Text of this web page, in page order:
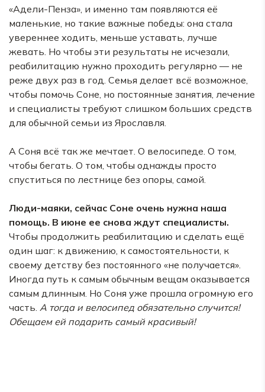
«Адели-Пенза», и именно там появляются её
маленькие, но такие важные победы: она стала
увереннее ходить, меньше уставать, лучше
жевать. Но чтобы эти результаты не исчезали,
реабилитацию нужно проходить регулярно — не
реже двух раз в год. Семья делает всё возможное,
чтобы помочь Соне, но постоянные занятия, лечение
и специалисты требуют слишком больших средств
для обычной семьи из Ярославля.
А Соня всё так же мечтает. О велосипеде. О том,
чтобы бегать. О том, чтобы однажды просто
спуститься по лестнице без опоры, самой.
Люди-маяки, сейчас Соне очень нужна наша
помощь. В июне ее снова ждут специалисты.
Чтобы продолжить реабилитацию и сделать ещё
один шаг: к движению, к самостоятельности, к
своему детству без постоянного «не получается».
Иногда путь к самым обычным вещам оказывается
самым длинным. Но Соня уже прошла огромную его
часть. А тогда и велосипед обязательно случится!
Обещаем ей подарить самый красивый!